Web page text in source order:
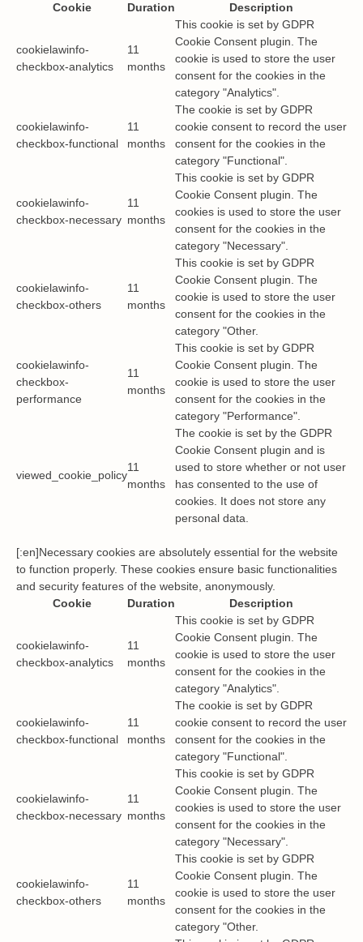
Cookie
Duration Description
cookielawinfo-
checkbox-analytics
11
months
This cookie is set by GDPR
Cookie Consent plugin. The
cookie is used to store the user
consent for the cookies in the
category "Analytics".
cookielawinfo-
checkbox-functional
11
months
The cookie is set by GDPR
cookie consent to record the user
consent for the cookies in the
category "Functional".
cookielawinfo-
checkbox-necessary
11
months
This cookie is set by GDPR
Cookie Consent plugin. The
cookies is used to store the user
consent for the cookies in the
category "Necessary".
cookielawinfo-
checkbox-others
11
months
This cookie is set by GDPR
Cookie Consent plugin. The
cookie is used to store the user
consent for the cookies in the
category "Other.
cookielawinfo-
checkbox-
performance
11
months
This cookie is set by GDPR
Cookie Consent plugin. The
cookie is used to store the user
consent for the cookies in the
category "Performance".
viewed_cookie_policy
11
months
The cookie is set by the GDPR
Cookie Consent plugin and is
used to store whether or not user
has consented to the use of
cookies. It does not store any
personal data.
[:en]Necessary cookies are absolutely essential for the website
to function properly. These cookies ensure basic functionalities
and security features of the website, anonymously.
Cookie
Duration Description
cookielawinfo-
checkbox-analytics
11
months
This cookie is set by GDPR
Cookie Consent plugin. The
cookie is used to store the user
consent for the cookies in the
category "Analytics".
cookielawinfo-
checkbox-functional
11
months
The cookie is set by GDPR
cookie consent to record the user
consent for the cookies in the
category "Functional".
cookielawinfo-
checkbox-necessary
11
months
This cookie is set by GDPR
Cookie Consent plugin. The
cookies is used to store the user
consent for the cookies in the
category "Necessary".
cookielawinfo-
checkbox-others
11
months
This cookie is set by GDPR
Cookie Consent plugin. The
cookie is used to store the user
consent for the cookies in the
category "Other.